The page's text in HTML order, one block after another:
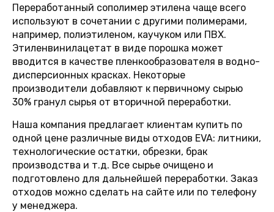
Переработанный сополимер этилена чаще всего
используют в сочетании с другими полимерами,
например, полиэтиленом, каучуком или ПВХ.
Этиленвинилацетат в виде порошка может
вводится в качестве пленкообразователя в водно-
дисперсионных красках. Некоторые
производители добавляют к первичному сырью
30% гранул сырья от вторичной переработки.
Наша компания предлагает клиентам купить по
одной цене различные виды отходов EVA: литники,
технологические остатки, обрезки, брак
производства и т.д. Все сырье очищено и
подготовлено для дальнейшей переработки. Заказ
отходов можно сделать на сайте или по телефону
у менеджера.